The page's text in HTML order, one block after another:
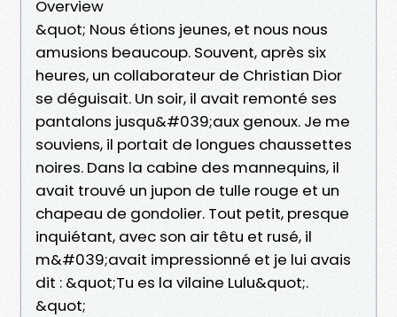
Overview
&quot; Nous étions jeunes, et nous nous
amusions beaucoup. Souvent, après six
heures, un collaborateur de Christian Dior
se déguisait. Un soir, il avait remonté ses
pantalons jusqu&#039;aux genoux. Je me
souviens, il portait de longues chaussettes
noires. Dans la cabine des mannequins, il
avait trouvé un jupon de tulle rouge et un
chapeau de gondolier. Tout petit, presque
inquiétant, avec son air têtu et rusé, il
m&#039;avait impressionné et je lui avais
dit : &quot;Tu es la vilaine Lulu&quot;.
&quot;